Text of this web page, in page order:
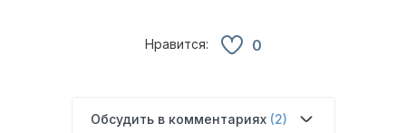
Обсудить в комментариях (2)
Нравится: 0